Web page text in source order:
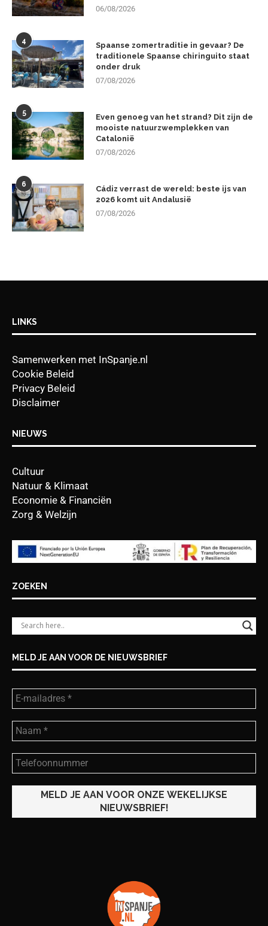
06/08/2026
4
Spaanse zomertraditie in gevaar? De
traditionele Spaanse chiringuito staat
onder druk
07/08/2026
5
Even genoeg van het strand? Dit zijn de
mooiste natuurzwemplekken van
Catalonië
07/08/2026
6
Cádiz verrast de wereld: beste ijs van
2026 komt uit Andalusië
07/08/2026
LINKS
Samenwerken met InSpanje.nl
Cookie Beleid
Privacy Beleid
Disclaimer
NIEUWS
Cultuur
Natuur & Klimaat
Economie & Financiën
Zorg & Welzijn
ZOEKEN
MELD JE AAN VOOR DE NIEUWSBRIEF